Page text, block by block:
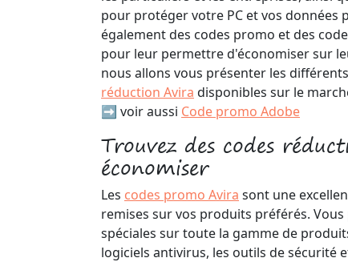
pour protéger votre PC et vos données
également des codes promo et des
pour leur permettre d'économiser sur
nous allons vous présenter les
réduction Avira disponibles sur le
➡️ voir aussi Code promo Adobe
Trouvez des codes
économiser
Les codes promo Avira sont une
remises sur vos produits préférés.
spéciales sur toute la gamme de
logiciels antivirus, les outils de sécurité